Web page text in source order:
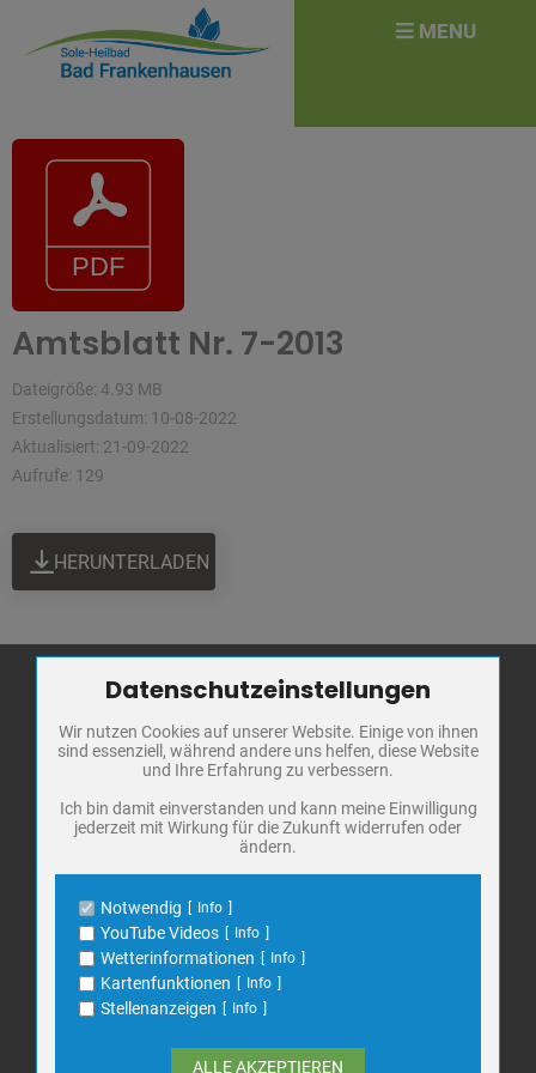
Amtsblatt Nr. 7-2013
Dateigröße: 4.93 MB
Erstellungsdatum: 10-08-2022
Aktualisiert: 21-09-2022
Aufrufe: 129
HERUNTERLADEN
Stadt Bad
Frankenhausen
Markt 1
06567 Bad Frankenhausen
Telefon: 034671 7 20 0
E-Mail:info@bad-frankenhausen.de
Search
for:
for:
Zum Betrieb der Seite notwendige Cookies / Drittanbieter:
Name
PHP Session Cookie
Anbieter
Eigentümer dieser Website
Schutz
Cookie Name
PHPSESSID, fe_typo_user
Name
Cookiespeicherung Entscheidungscookie
Anbieter
Eigentümer dieser Website
Zweck
Speichert die Einstellungen der Besucher
bezüglich der Speicherung von Cookies.
Cookie Name
dywc
1 Jahr
Datenschutzeinstellungen
Wir nutzen Cookies auf unserer Website. Einige von ihnen
sind essenziell, während andere uns helfen, diese Website
und Ihre Erfahrung zu verbessern.
Ich bin damit einverstanden und kann meine Einwilligung
jederzeit mit Wirkung für die Zukunft widerrufen oder
ändern.
Notwendig Info
YouTube Videos Info
Wetterinformationen Info
Kartenfunktionen Info
Stellenanzeigen Info
ALLE AKZEPTIEREN